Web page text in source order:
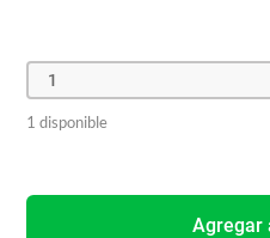
1
1 disponible
Agregar